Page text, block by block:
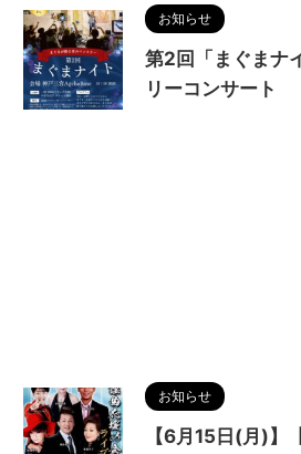
お知らせ
第2回「まぐまナ
リーコンサート
お知らせ
【6月15日(月)】